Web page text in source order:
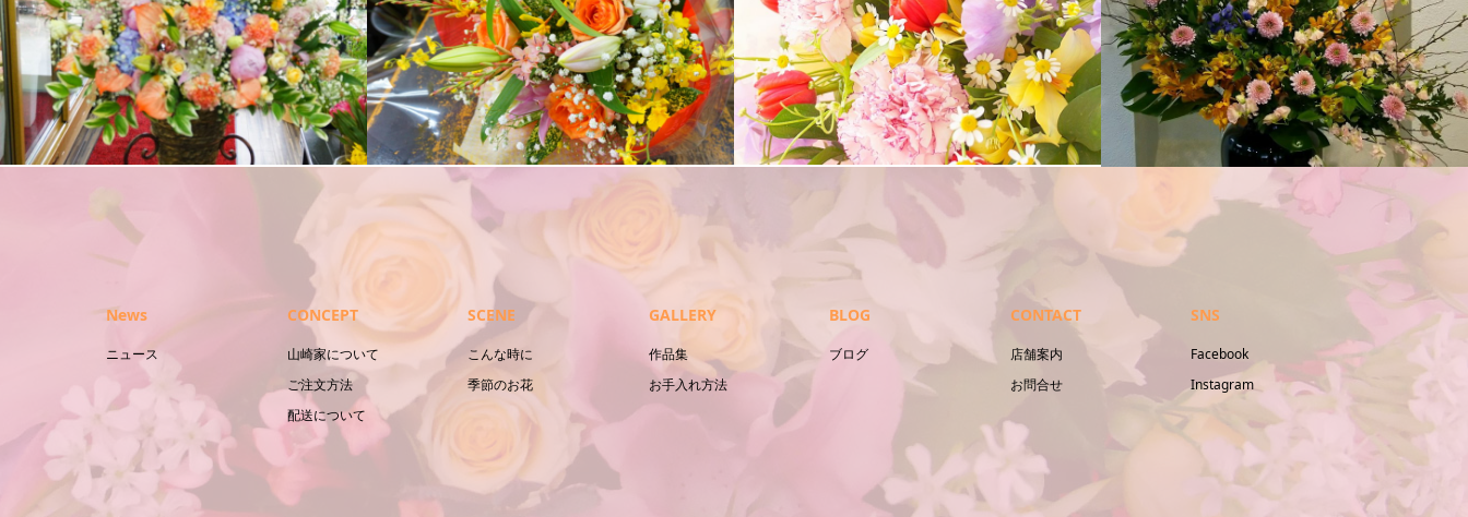
スタンド花
花束
花束
活け込み
News
ニュース
CONCEPT
山崎家について
ご注文方法
配送について
SCENE
こんな時に
季節のお花
GALLERY
作品集
お手入れ方法
BLOG
ブログ
CONTACT
店舗案内
お問合せ
SNS
Facebook
Instagram